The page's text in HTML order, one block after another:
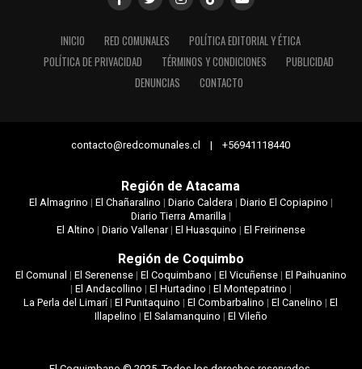
INICIO RED COMUNALES
POLÍTICA EDITORIAL Y ÉTICA
POLÍTICA DE PRIVACIDAD
TÉRMINOS Y CONDICIONES
PUBLICIDAD
DENUNCIAS
CONTACTO
contacto@redcomunales.cl | +56941118440
Región de Atacama
El Almagrino | El Chañaralino | Diario Caldera| Diario El Copiapino |
Diario Tierra Amarilla|
El Altino | Diario Vallenar| El Huasquino | El Freirinense
Región de Coquimbo
El Comunal | El Serenense| El Coquimbano | El Vicuñense| El Paihuanino
| El Andacollino | El Hurtadino | El Montepatrino |
La Perla del Limarí|El Punitaquino |El Combarbalino |El Canelino |El
Illapelino | El Salamanquino | El Vileño